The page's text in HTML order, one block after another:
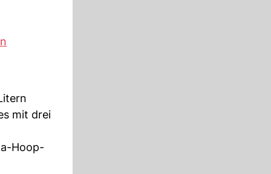
mit drei
Hoop-